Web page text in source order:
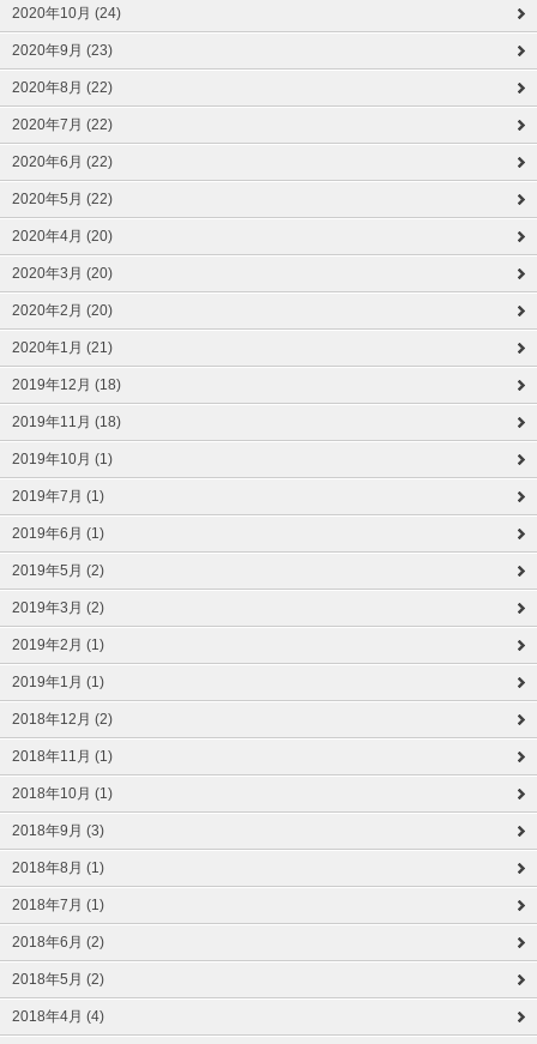
2020年10月 (24)
2020年9月 (23)
2020年8月 (22)
2020年7月 (22)
2020年6月 (22)
2020年5月 (22)
2020年4月 (20)
2020年3月 (20)
2020年2月 (20)
2020年1月 (21)
2019年12月 (18)
2019年11月 (18)
2019年10月 (1)
2019年7月 (1)
2019年6月 (1)
2019年5月 (2)
2019年3月 (2)
2019年2月 (1)
2019年1月 (1)
2018年12月 (2)
2018年11月 (1)
2018年10月 (1)
2018年9月 (3)
2018年8月 (1)
2018年7月 (1)
2018年6月 (2)
2018年5月 (2)
2018年4月 (4)